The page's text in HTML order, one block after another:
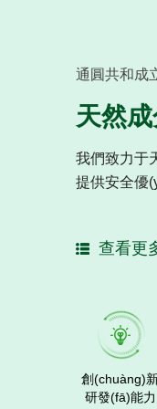
通圓共和成
天然成
我們致力于
提供安全優
查看更
創(chuàng)
研發(fā)能力